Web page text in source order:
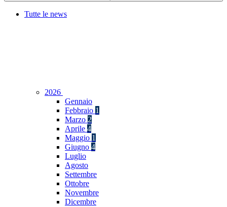
Tutte le news
2026
Gennaio
Febbraio 1
Marzo 2
Aprile 4
Maggio 1
Giugno 4
Luglio
Agosto
Settembre
Ottobre
Novembre
Dicembre